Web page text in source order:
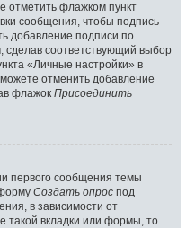
отметить флажком пункт
сообщения, чтобы подпись
добавление подписи по
соответствующий выбор
«Личные настройки» в
отменить добавление
флажок Присоединить
первого сообщения темы
Создать опрос под
в зависимости от
такой вкладки или формы, то